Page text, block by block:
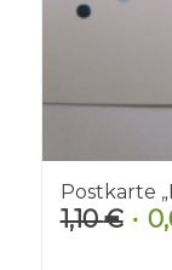
Postkarte
1,10€